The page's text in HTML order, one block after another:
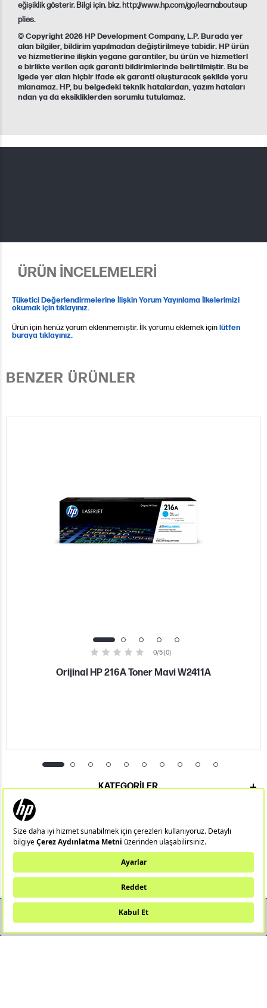
YAKINDA STOKTA
eğişiklik gösterir. Bilgi için, bkz. http://www.hp.com/go/learnaboutsup
plies.
© Copyright 2026 HP Development Company, L.P. Burada yer
alan bilgiler, bildirim yapılmadan değiştirilmeye tabidir. HP ürün
ve hizmetlerine ilişkin yegane garantiler, bu ürün ve hizmetlerl
e birlikte verilen açık garanti bildirimlerinde belirtilmiştir. Bu be
lgede yer alan hiçbir ifade ek garanti oluşturacak şekilde yoru
mlanamaz. HP, bu belgedeki teknik hatalardan, yazım hataları
ndan ya da eksikliklerden sorumlu tutulamaz.
ÜRÜN İNCELEMELERİ
Tüketici Değerlendirmelerine İlişkin Yorum Yayınlama İlkelerimizi
okumak için tıklayınız.
Ürün için henüz yorum eklenmemiştir. İlk yorumu eklemek içinlütfen
buraya tıklayınız.
BENZER ÜRÜNLER
0/5 (0)
Orijinal HP 216A Toner Mavi W2411A
KATEGORILER
HIZLI ERIŞIM
ÜYE